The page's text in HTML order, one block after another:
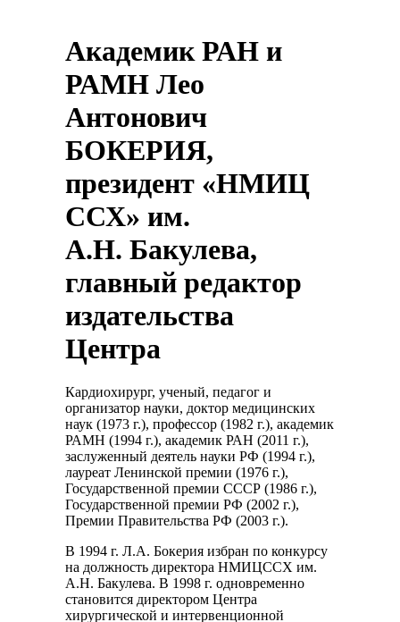
Академик РАН и
РАМН Лео
Антонович
БОКЕРИЯ,
президент «НМИЦ
ССХ» им.
А.Н. Бакулева,
главный редактор
издательства
Центра
Кардиохирург, ученый, педагог и
организатор науки, доктор медицинских
наук (1973 г.), профессор (1982 г.), академик
РАМН (1994 г.), академик РАН (2011 г.),
заслуженный деятель науки РФ (1994 г.),
лауреат Ленинской премии (1976 г.),
Государственной премии СССР (1986 г.),
Государственной премии РФ (2002 г.),
Премии Правительства РФ (2003 г.).
В 1994 г. Л.А. Бокерия избран по конкурсу
на должность директора НМИЦССХ им.
А.Н. Бакулева. В 1998 г. одновременно
становится директором Центра
хирургической и интервенционной